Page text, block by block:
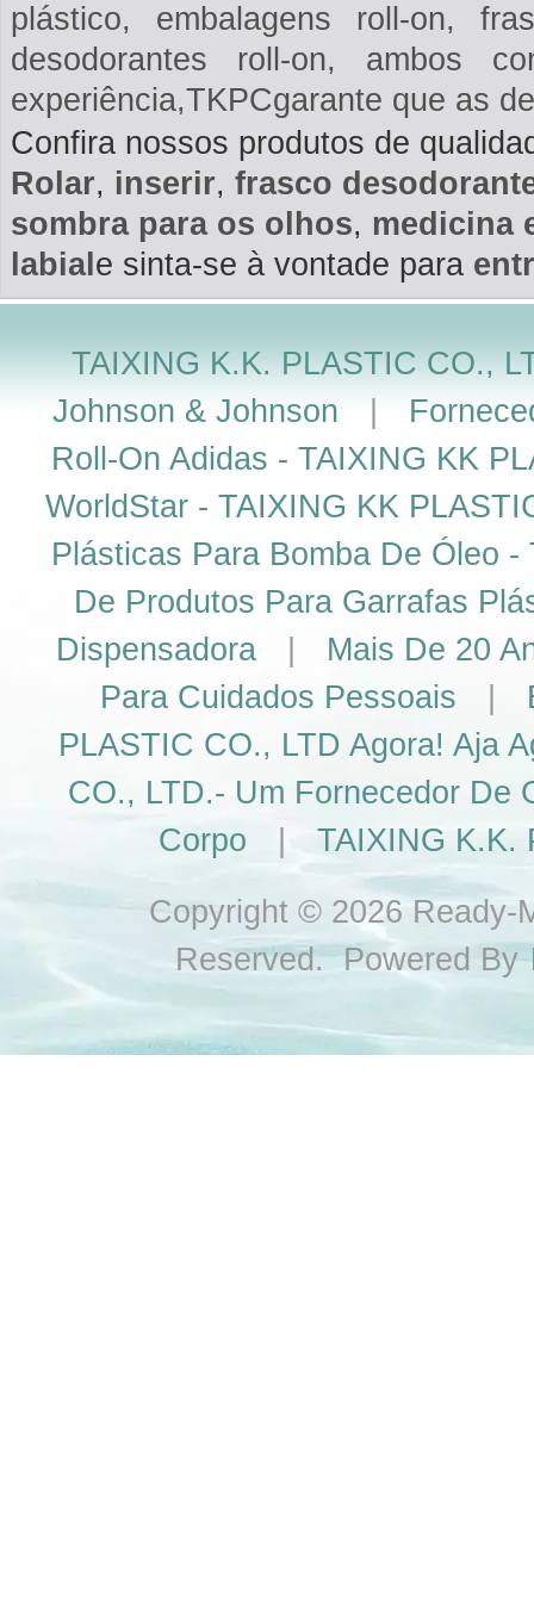
plástico, embalagens roll-on,
desodorantes roll-on, ambos
experiência,TKPCgarante que as
Confira nossos produtos de
Rolar, inserir, frasco
sombra para os olhos, medicina
labial e sinta-se à vontade para
TAIXING K.K. PLASTIC CO.,
Johnson & Johnson
Roll-On Adidas - TAIXING KK
WorldStar - TAIXING KK
Plásticas Para Bomba De Óleo
De Produtos Para Garrafas
Dispensadora
Mais De 20
Para Cuidados Pessoais
PLASTIC CO., LTD Agora! Aja
CO., LTD.- Um Fornecedor De
Corpo
TAIXING K.K.
Copyright © 2026 Ready-
Reserved. Powered By